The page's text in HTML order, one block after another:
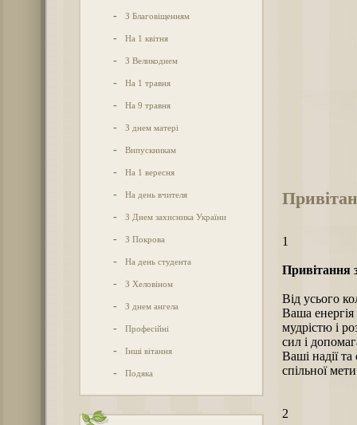
- З Благовіщенням
- На 1 квітня
- З Великоднем
- На 1 травня
- На 9 травня
- З днем матері
- Випускникам
- На 1 вересня
- На день вчителя
- З Днем захисника України
- З Покрова
- На день студента
- З Хеловіном
- З днем ангела
- Професійні
- Інші вітання
- Подяка
1
Привітання
Від усього
Ваша
мудрістю і
сил і
Ваші надії
спільної
2